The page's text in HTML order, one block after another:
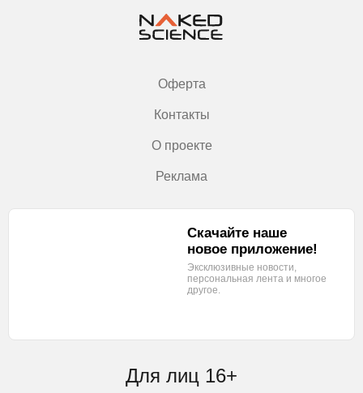
Оферта
Контакты
О проекте
Реклама
Для лиц 16+
Скачайте наше
новое приложение!
Эксклюзивные новости,
персональная лента и многое
другое.